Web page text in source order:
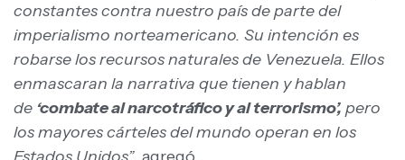
constantes contra nuestro país de parte del
imperialismo norteamericano. Su intención es
robarse los recursos naturales de Venezuela. Ellos
enmascaran la narrativa que tienen y hablan
de ‘combate al narcotráfico y al terrorismo’, pero
los mayores cárteles del mundo operan en los